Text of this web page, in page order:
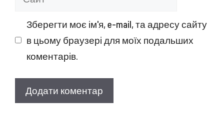
Зберегти моє ім'я, e-mail, та адресу сайту
в цьому браузері для моїх подальших
коментарів.